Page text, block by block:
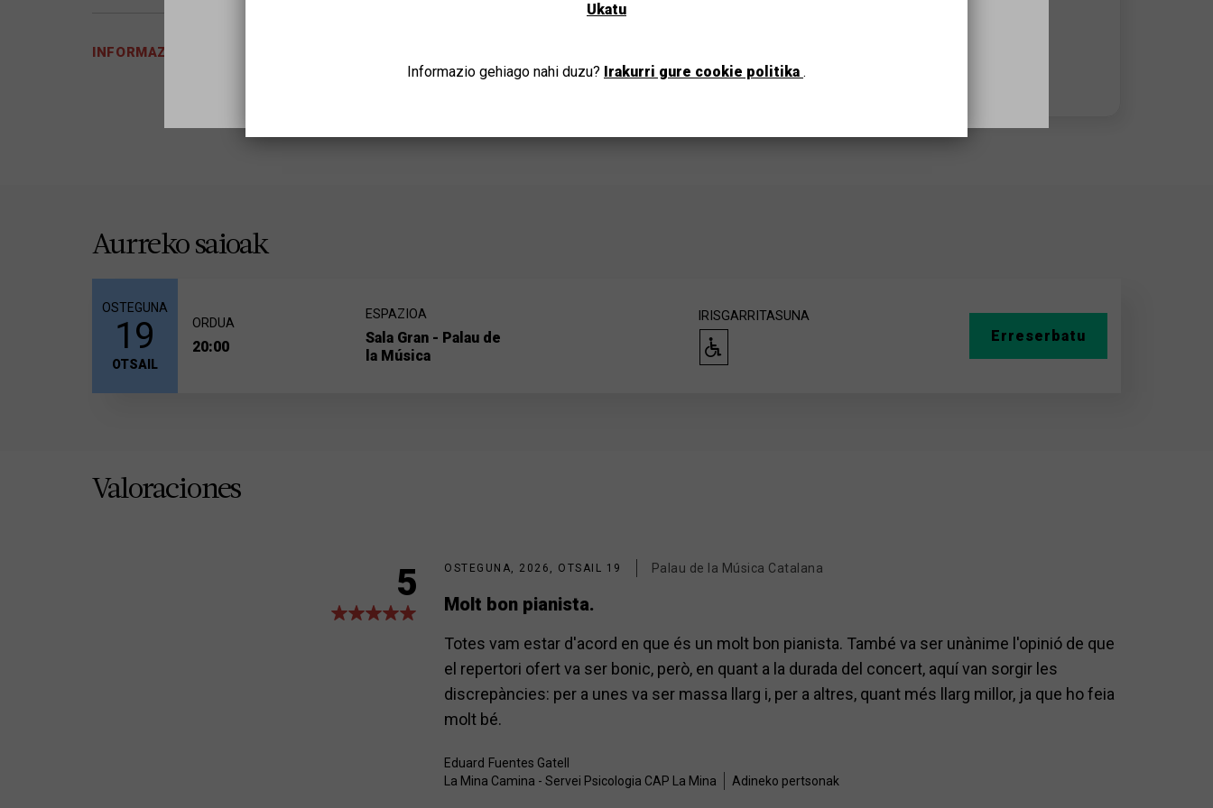
INFORMAZIO GEHIAGO
Aurreko saioak
OSTEGUNA
19
OTSAIL
ORDUA
20:00
ESPAZIOA
Sala Gran - Palau de
la Música
IRISGARRITASUNA
Erreserbatu
Valoraciones
5 OSTEGUNA, 2026, OTSAIL 19 Palau de la Música Catalana
Molt bon pianista.
Totes vam estar d'acord en que és un molt bon pianista. També va ser unànime l'opinió de que
el repertori ofert va ser bonic, però, en quant a la durada del concert, aquí van sorgir les
discrepàncies: per a unes va ser massa llarg i, per a altres, quant més llarg millor, ja que ho feia
molt bé.
Eduard Fuentes Gatell
La Mina Camina - Servei Psicologia CAP La Mina
Adineko pertsonak
Ukatu
Informazio gehiago nahi duzu? Irakurri gure cookie politika .